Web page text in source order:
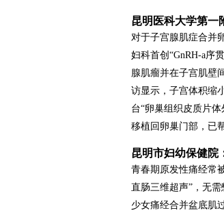
昆明医科大学第一
对于子宫腺肌症合并
妇科首创“GnRH-a序
腺肌瘤并在子宫肌壁
访显示，子宫体积缩
台“卵巢组织皮质片
移植回卵巢门部，已
昆明市妇幼保健院
青春期原发性痛经常
直肠三维超声”，无
少女痛经合并盆底肌